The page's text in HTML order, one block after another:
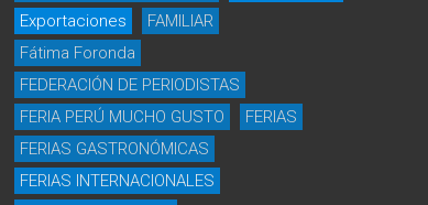
Exportaciones
FAMILIAR
Fátima Foronda
FEDERACIÓN DE PERIODISTAS
FERIA PERÚ MUCHO GUSTO
FERIAS
FERIAS GASTRONÓMICAS
FERIAS INTERNACIONALES